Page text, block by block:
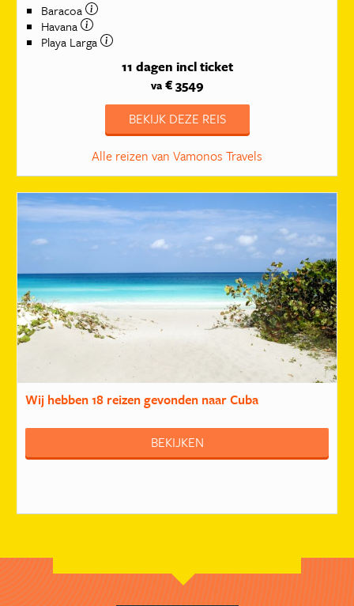
Baracoa
Havana
Playa Larga
11 dagen incl ticket
va€ 3549
BEKIJK DEZE REIS
Alle reizen van Vamonos Travels
Wij hebben18 reizengevonden naar Cuba
BEKIJKEN